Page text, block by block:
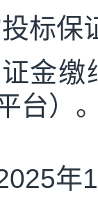
标保
金
台）
年